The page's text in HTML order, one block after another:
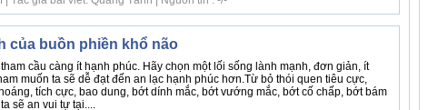
của buồn phiền khổ não
cầu càng ít hạnh phúc. Hãy chọn một lối sống lành mạnh, đơn giản, ít
muốn ta sẽ dễ đạt đến an lạc hạnh phúc hơn.Từ bỏ thói quen tiêu cực,
tích cực, bao dung, bớt dính mắc, bớt vướng mắc, bớt cố chấp, bớt bám
sẽ an vui tự tại....